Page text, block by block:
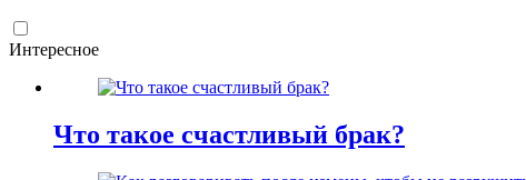
Интересное
Что такое счастливый брак?